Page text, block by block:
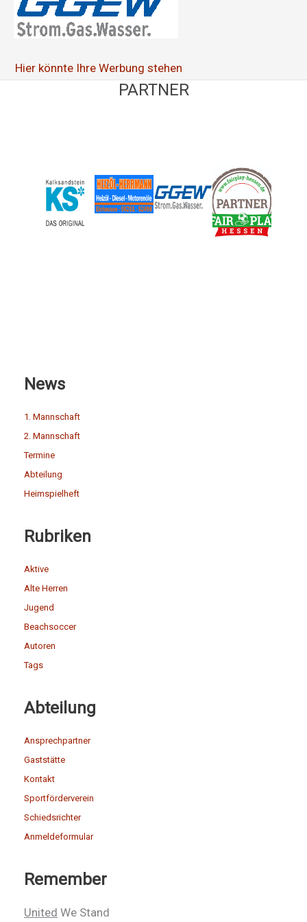
Hier könnte Ihre Werbung stehen
PARTNER
News
1. Mannschaft
2. Mannschaft
Termine
Abteilung
Heimspielheft
Rubriken
Aktive
Alte Herren
Jugend
Beachsoccer
Autoren
Tags
Abteilung
Ansprechpartner
Gaststätte
Kontakt
Sportförderverein
Schiedsrichter
Anmeldeformular
Remember
United We Stand